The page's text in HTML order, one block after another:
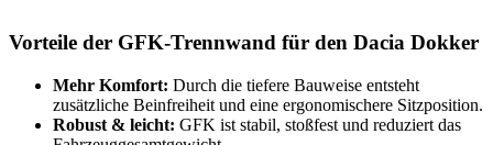
Vorteile der GFK-Trennwand für den Dacia Dokker
Mehr Komfort: Durch die tiefere Bauweise entsteht
zusätzliche Beinfreiheit und eine ergonomischere Sitzposition.
Robust & leicht: GFK ist stabil, stoßfest und reduziert das